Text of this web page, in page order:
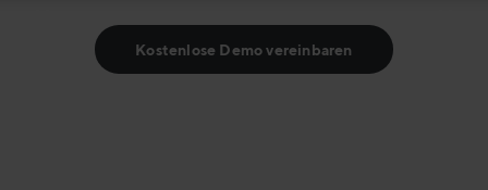
Kostenlose Demo vereinbaren